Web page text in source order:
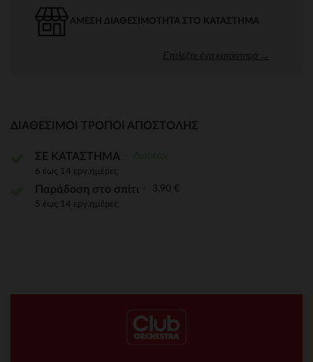
ΆΜΕΣΗ ΔΙΑΘΕΣΙΜΌΤΗΤΑ ΣΤΟ ΚΑΤΆΣΤΗΜΑ
Επιλέξτε ένα κατάστημα →
ΔΙΑΘΈΣΙΜΟΙ ΤΡΌΠΟΙ ΑΠΟΣΤΟΛΉΣ
ΣΕ ΚΑΤΑΣΤΗΜΑ
6 έως 14 εργ.ημέρες
Παράδοση στο σπίτι 3,90 €
5 έως 14 εργ.ημέρες